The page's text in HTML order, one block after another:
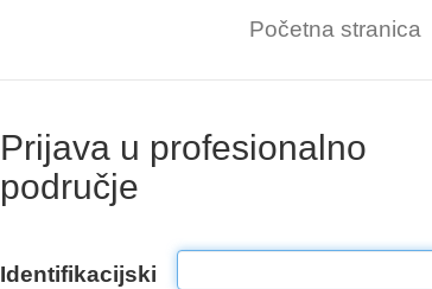
Početna stranica
Prijava u profesionalno
područje
Identifikacijski